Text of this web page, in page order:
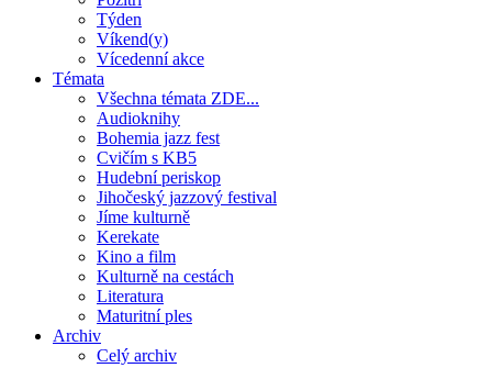
Týden
Víkend(y)
Vícedenní akce
Témata
Všechna témata ZDE...
Audioknihy
Bohemia jazz fest
Cvičím s KB5
Hudební periskop
Jihočeský jazzový festival
Jíme kulturně
Kerekate
Kino a film
Kulturně na cestách
Literatura
Maturitní ples
Archiv
Celý archiv